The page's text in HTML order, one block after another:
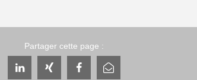
Partager cette page :